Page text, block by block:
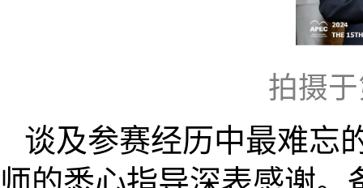
拍摄
谈及参赛经历中最难忘